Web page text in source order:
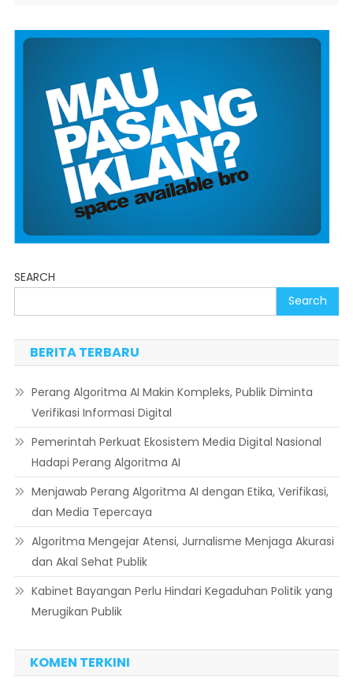
SEARCH
Search
BERITA TERBARU
Perang Algoritma AI Makin Kompleks, Publik Diminta
Verifikasi Informasi Digital
Pemerintah Perkuat Ekosistem Media Digital Nasional
Hadapi Perang Algoritma AI
Menjawab Perang Algoritma AI dengan Etika, Verifikasi,
dan Media Tepercaya
Algoritma Mengejar Atensi, Jurnalisme Menjaga Akurasi
dan Akal Sehat Publik
Kabinet Bayangan Perlu Hindari Kegaduhan Politik yang
Merugikan Publik
KOMEN TERKINI